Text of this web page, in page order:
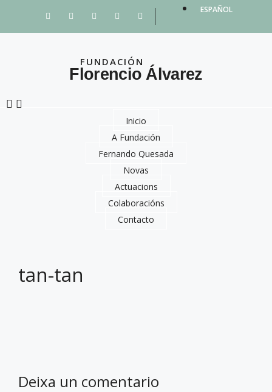
ESPAÑOL
FUNDACIÓN
Florencio Álvarez
Inicio
A Fundación
Fernando Quesada
Novas
Actuacions
Colaboracións
Contacto
tan-tan
Deixa un comentario